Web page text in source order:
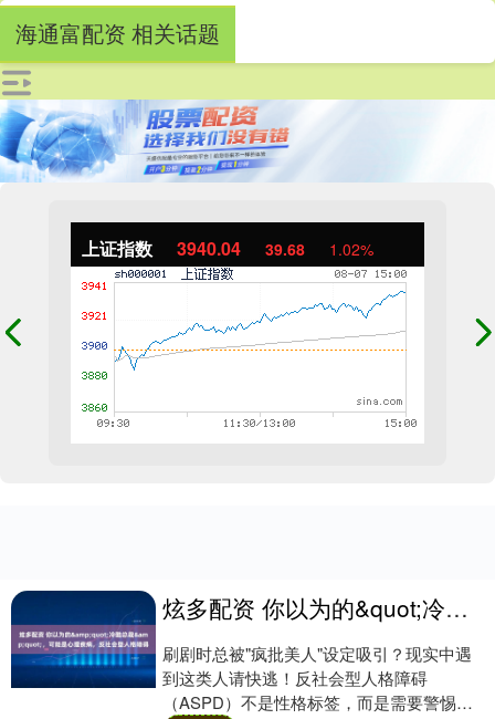
上证指数 3940.04 39.68 1.02%
海通富配资 相关话题
炫多配资 你以为的&quot;冷酷总裁&quot;，可能是心理疾病，反社会型人格障碍
刷剧时总被"疯批美人"设定吸引？现实中遇
到这类人请快逃！反社会型人格障碍
（ASPD）不是性格标签，而是需要警惕的